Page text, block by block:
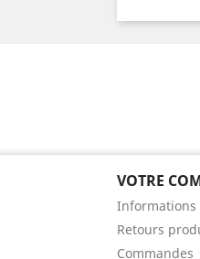
VOTRE
Informations
Retours
Commandes